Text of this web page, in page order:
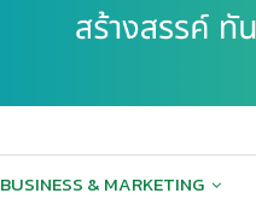
BUSINESS & MARKETING